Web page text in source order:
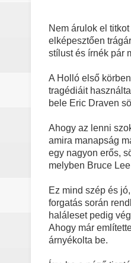
Nem árulok el
elképesztően
stílust és írnék pár
A Holló első
tragédiáit
bele Eric Draven
Ahogy az lenni
amira manapság
egy nagyon erős,
melyben Bruce
Ez mind szép és
forgatás során
haláleset pedig
Ahogy már
árnyékolta be.